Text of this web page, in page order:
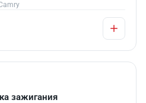
зажигания